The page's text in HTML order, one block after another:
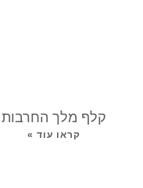
קלף מלך החרבות
קראו עוד »